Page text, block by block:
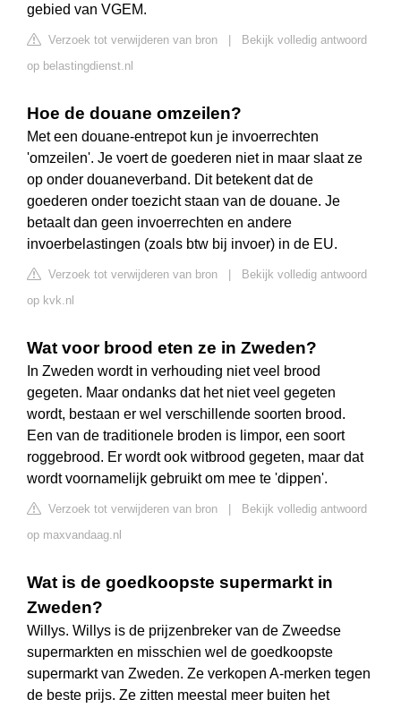
gebied van VGEM.
Verzoek tot verwijderen van bron
Bekijk volledig antwoord
op belastingdienst.nl
Hoe de douane omzeilen?
Met een douane-entrepot kun je invoerrechten
'omzeilen'. Je voert de goederen niet in maar slaat ze
op onder douaneverband. Dit betekent dat de
goederen onder toezicht staan van de douane. Je
betaalt dan geen invoerrechten en andere
invoerbelastingen (zoals btw bij invoer) in de EU.
Verzoek tot verwijderen van bron
Bekijk volledig antwoord
op kvk.nl
Wat voor brood eten ze in Zweden?
In Zweden wordt in verhouding niet veel brood
gegeten. Maar ondanks dat het niet veel gegeten
wordt, bestaan er wel verschillende soorten brood.
Een van de traditionele broden is limpor, een soort
roggebrood. Er wordt ook witbrood gegeten, maar dat
wordt voornamelijk gebruikt om mee te 'dippen'.
Verzoek tot verwijderen van bron
Bekijk volledig antwoord
op maxvandaag.nl
Wat is de goedkoopste supermarkt in
Zweden?
Willys. Willys is de prijzenbreker van de Zweedse
supermarkten en misschien wel de goedkoopste
supermarkt van Zweden. Ze verkopen A-merken tegen
de beste prijs. Ze zitten meestal meer buiten het